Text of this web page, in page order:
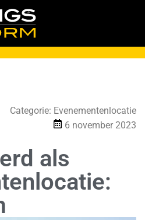
Categorie: Evenementenlocatie
6 november 2023
als